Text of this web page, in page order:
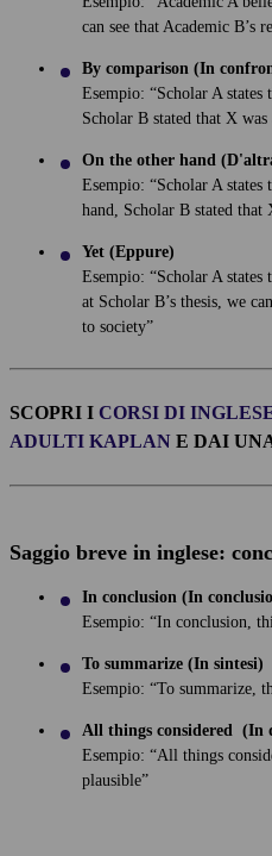
can see that Academic B’s
By comparison (In
Esempio: “Scholar A
Scholar B stated that X
On the other hand
Esempio: “Scholar A
hand, Scholar B stated that
Yet (Eppure)
Esempio: “Scholar A
at Scholar B’s thesis, we
to society”
SCOPRI I CORSI DI
ADULTI KAPLAN E DAI
Saggio breve in inglese:
In conclusion (In
Esempio: “In conclusion,
To summarize (In sintesi)
Esempio: “To summarize,
All things considered (In
Esempio: “All things
plausible”